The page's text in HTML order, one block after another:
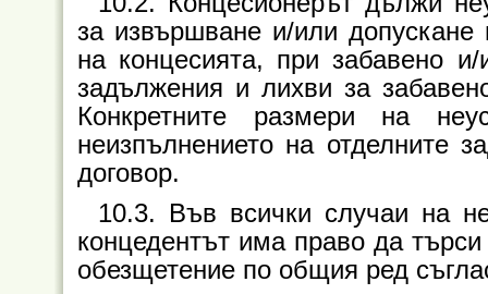
за извършване и/или допускане
на концесията, при забавено
задължения и лихви за
Конкретните размери на
неизпълнението на отделните
договор.
10.3. Във всички случаи на
концедентът има право да
обезщетение по общия ред